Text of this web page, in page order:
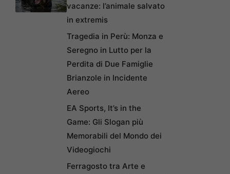
vacanze: l’animale salvato
in extremis
Tragedia in Perù: Monza e
Seregno in Lutto per la
Perdita di Due Famiglie
Brianzole in Incidente
Aereo
EA Sports, It’s in the
Game: Gli Slogan più
Memorabili del Mondo dei
Videogiochi
Ferragosto tra Arte e